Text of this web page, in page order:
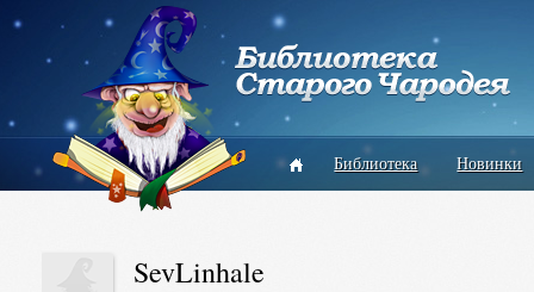
Библиотека Новинки
SevLinhale